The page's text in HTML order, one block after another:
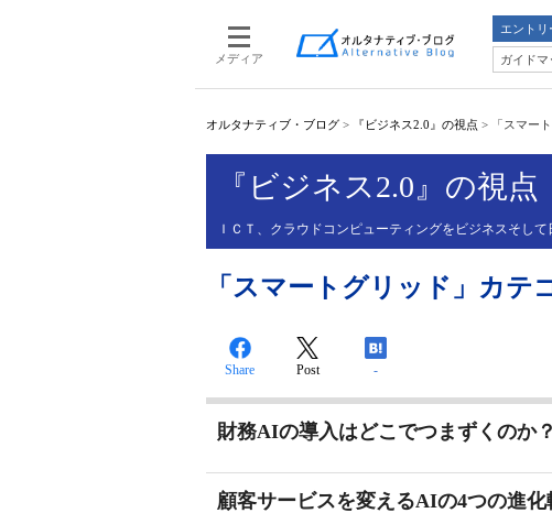
メディア
エントリ
ガイドマ
オルタナティブ・ブログ > 『ビジネス2.0』の視点 > 「スマー
『ビジネス2.0』の視点
ＩＣＴ、クラウドコンピューティングをビジネスそして
「スマートグリッド」カテ
Share Post -
財務AIの導入はどこでつまずくのか？
顧客サービスを変えるAIの4つの進化